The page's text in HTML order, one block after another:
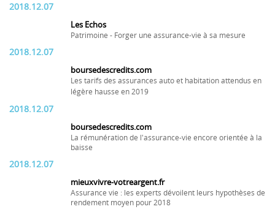
2018.12.07
Les Echos
Patrimoine - Forger une assurance-vie à sa mesure
2018.12.07
boursedescredits.com
Les tarifs des assurances auto et habitation attendus en
légère hausse en 2019
2018.12.07
boursedescredits.com
La rémunération de l'assurance-vie encore orientée à la
baisse
2018.12.07
mieuxvivre-votreargent.fr
Assurance vie : les experts dévoilent leurs hypothèses de
rendement moyen pour 2018